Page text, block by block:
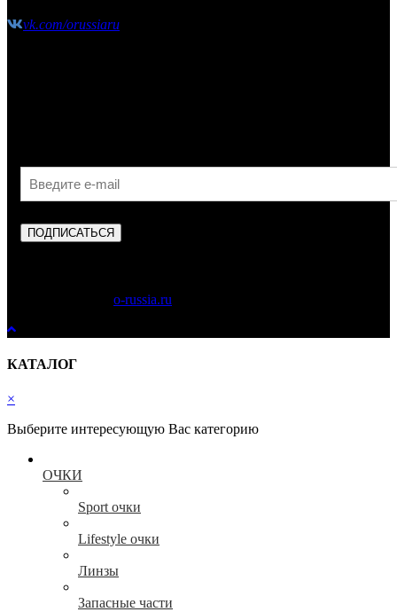
vk.com/orussiaru
ПОДПИСАТЬСЯ
o-russia.ru
КАТАЛОГ
×
Выберите интересующую Вас категорию
ОЧКИ
Sport очки
Lifestyle очки
Линзы
Запасные части